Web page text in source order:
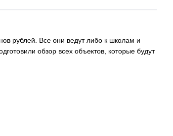
рублей. Все они ведут либо к школам и
обзор всех объектов, которые будут